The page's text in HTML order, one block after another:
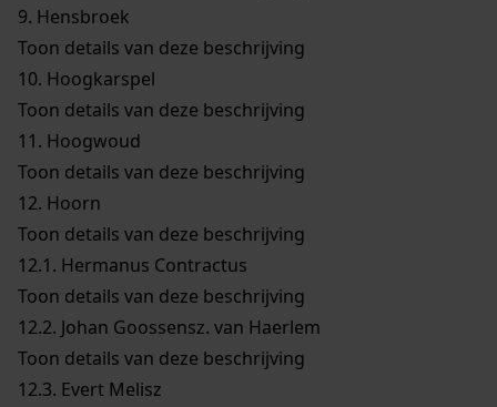
9. Hensbroek
Toon details van deze beschrijving
10. Hoogkarspel
Toon details van deze beschrijving
11. Hoogwoud
Toon details van deze beschrijving
12. Hoorn
Toon details van deze beschrijving
12.1. Hermanus Contractus
Toon details van deze beschrijving
12.2. Johan Goossensz. van Haerlem
Toon details van deze beschrijving
12.3. Evert Melisz